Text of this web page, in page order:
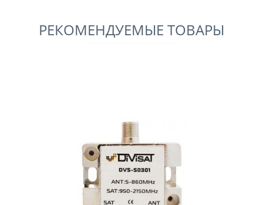
РЕКОМЕНДУЕМЫЕ ТОВАРЫ